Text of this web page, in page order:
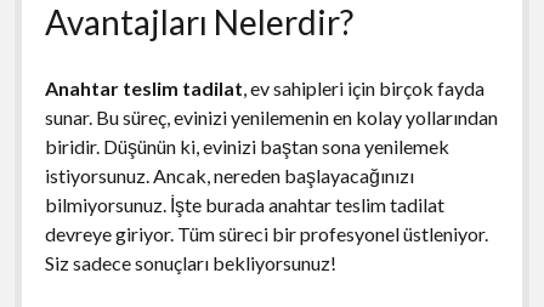
Avantajları Nelerdir?
Anahtar teslim tadilat, ev sahipleri için birçok fayda
sunar. Bu süreç, evinizi yenilemenin en kolay yollarından
biridir. Düşünün ki, evinizi baştan sona yenilemek
istiyorsunuz. Ancak, nereden başlayacağınızı
bilmiyorsunuz. İşte burada anahtar teslim tadilat
devreye giriyor. Tüm süreci bir profesyonel üstleniyor.
Siz sadece sonuçları bekliyorsunuz!